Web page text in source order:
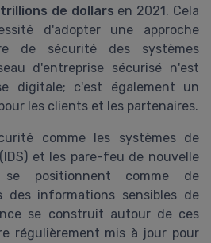
de dollars en 2021. Cela
d'adopter une approche
de sécurité des systèmes
d'entreprise sécurisé n'est
digitale; c'est également un
les clients et les partenaires.
comme les systèmes de
et les pare-feu de nouvelle
se positionnent comme de
des informations sensibles de
se construit autour de ces
régulièrement mis à jour pour